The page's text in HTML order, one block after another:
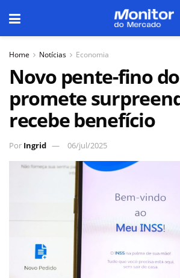
Home Notícias Economia
Novo pente-fino do
promete
recebe benefício
Por Ingrid 06/jul/2025